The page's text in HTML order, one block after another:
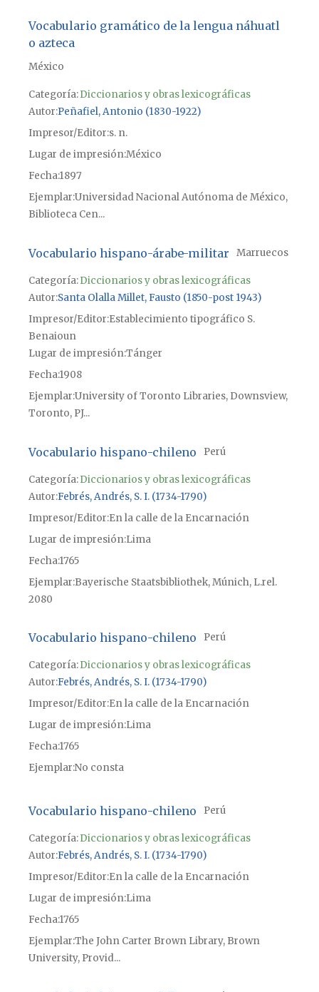
Vocabulario gramático de la lengua náhuatl
o azteca
México
Categoría:Diccionarios y obras lexicográficas
Autor Peñafiel, Antonio (1830-1922)
Impresor/Editor s. n.
Lugar de impresiónMéxico
Fecha1897
Ejemplar Universidad Nacional Autónoma de México,
Biblioteca Cen...
Vocabulario hispano-árabe-militar Marruecos
Categoría:Diccionarios y obras lexicográficas
Autor Santa Olalla Millet, Fausto (1850-post 1943)
Impresor/Editor Establecimiento tipográfico S.
Benaioun
Lugar de impresiónTánger
Fecha1908
Ejemplar University of Toronto Libraries, Downsview,
Toronto, PJ...
Vocabulario hispano-chileno Perú
Categoría:Diccionarios y obras lexicográficas
Autor Febrés, Andrés, S. I. (1734-1790)
Impresor/Editor En la calle de la Encarnación
Lugar de impresiónLima
Fecha1765
Ejemplar Bayerische Staatsbibliothek, Múnich, L.rel.
2080
Vocabulario hispano-chileno Perú
Categoría:Diccionarios y obras lexicográficas
Autor Febrés, Andrés, S. I. (1734-1790)
Impresor/Editor En la calle de la Encarnación
Lugar de impresiónLima
Fecha1765
Ejemplar No consta
Vocabulario hispano-chileno Perú
Categoría:Diccionarios y obras lexicográficas
Autor Febrés, Andrés, S. I. (1734-1790)
Impresor/Editor En la calle de la Encarnación
Lugar de impresiónLima
Fecha1765
Ejemplar The John Carter Brown Library, Brown
University, Provid...